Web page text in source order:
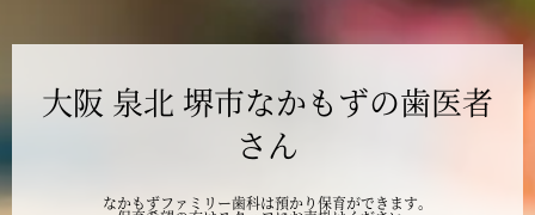
2024年9月
2024年8月
大阪 泉北 堺市なかもずの歯医者
さん
なかもずファミリー歯科は預かり保育ができます。